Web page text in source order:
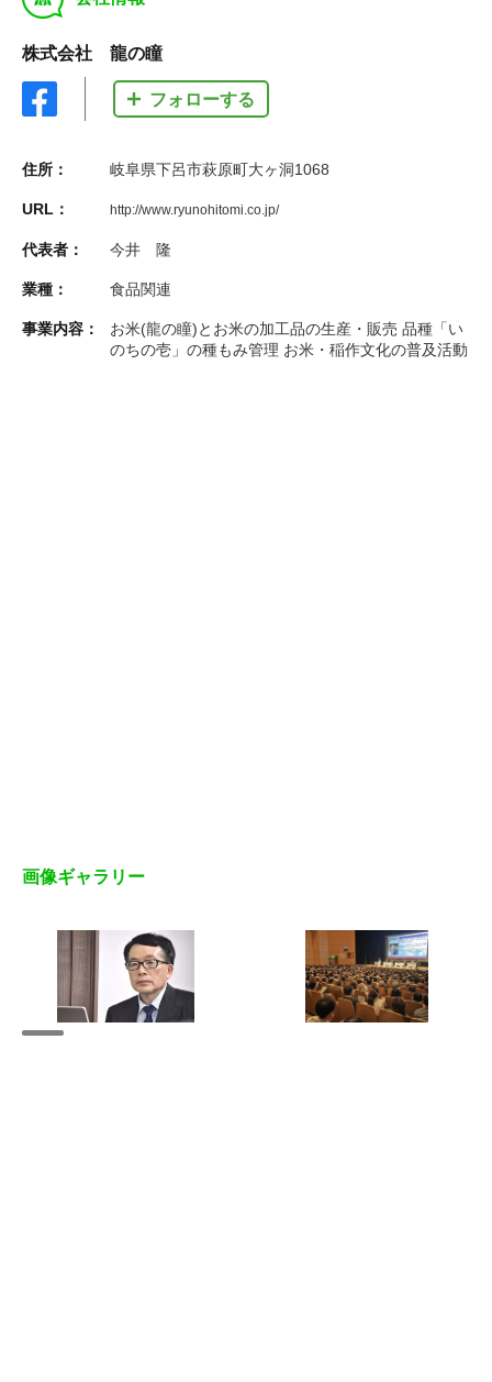
株式会社 龍の瞳
フォローする
住所： 岐阜県下呂市萩原町大ヶ洞1068
URL： http://www.ryunohitomi.co.jp/
代表者： 今井 隆
業種： 食品関連
事業内容：
お米(龍の瞳)とお米の加工品の生産・販売 品種「い
のちの壱」の種もみ管理 お米・稲作文化の普及活動
画像ギャラリー